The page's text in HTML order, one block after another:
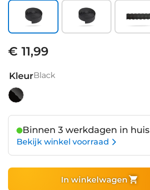
€ 11,99
KleurBlack
Binnen 3 werkdagen in huis
Bekijk winkel voorraad
In winkelwagen